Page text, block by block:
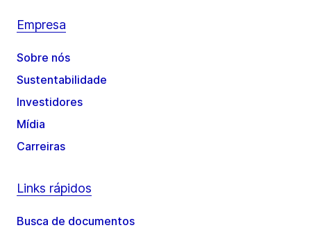
Empresa
Sobre nós
Sustentabilidade
Investidores
Mídia
Carreiras
Links rápidos
Busca de documentos